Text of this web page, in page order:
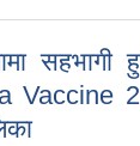
सहभागी
Vaccine